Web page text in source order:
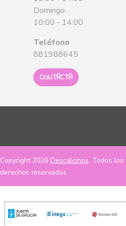
Domingo
10:00 - 14:00
Teléfono
881988645
CONTACTA
Copyright 2026 Descalcinos. Todos los
derechos reservados.